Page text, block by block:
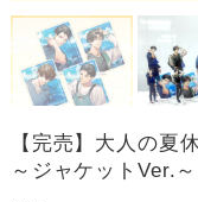
【完売】大人の夏
～ジャケットVer.～